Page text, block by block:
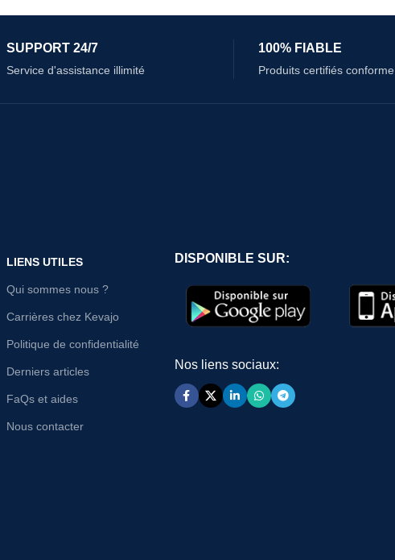
SUPPORT 24/7
Service d'assistance illimité
100% FIABLE
Produits certifiés conforme
LIENS UTILES
Qui sommes nous ?
Carrières chez Kevajo
Politique de confidentialité
Derniers articles
FaQs et aides
Nous contacter
DISPONIBLE SUR:
Nos liens sociaux: